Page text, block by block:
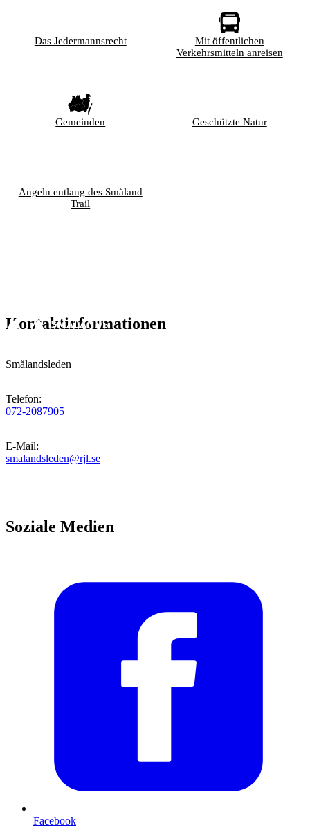
Das Jedermannsrecht
Mit öffentlichen
Verkehrsmitteln anreisen
Gemeinden Geschützte Natur
Angeln entlang des Småland
Trail
Kontaktinformationen
Smålandsleden
Telefon:
072-2087905
E-Mail:
smalandsleden@rjl.se
Soziale Medien
Facebook